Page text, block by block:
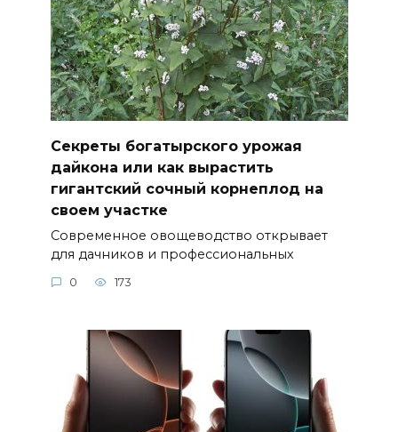
Секреты богатырского урожая
дайкона или как вырастить
гигантский сочный корнеплод на
своем участке
Современное овощеводство открывает
для дачников и профессиональных
0 173